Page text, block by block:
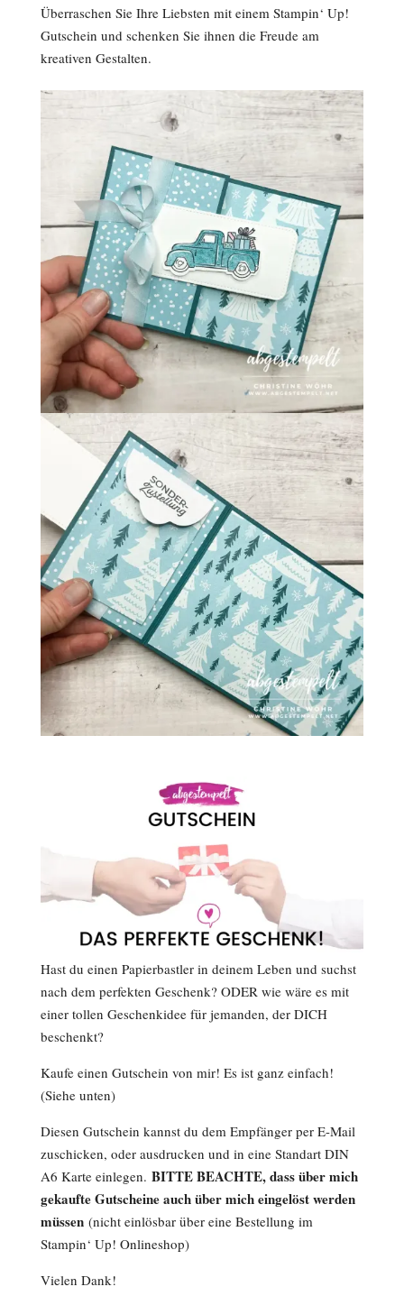
Überraschen Sie Ihre Liebsten mit einem Stampin‘ Up!
Gutschein und schenken Sie ihnen die Freude am
kreativen Gestalten.
Hast du einen Papierbastler in deinem Leben und suchst
nach dem perfekten Geschenk? ODER wie wäre es mit
einer tollen Geschenkidee für jemanden, der DICH
beschenkt?
Kaufe einen Gutschein von mir! Es ist ganz einfach!
(Siehe unten)
Diesen Gutschein kannst du dem Empfänger per E-Mail
zuschicken, oder ausdrucken und in eine Standart DIN
A6 Karte einlegen. BITTE BEACHTE, dass über mich
gekaufte Gutscheine auch über mich eingelöst werden
müssen (nicht einlösbar über eine Bestellung im
Stampin‘ Up! Onlineshop)
Vielen Dank!